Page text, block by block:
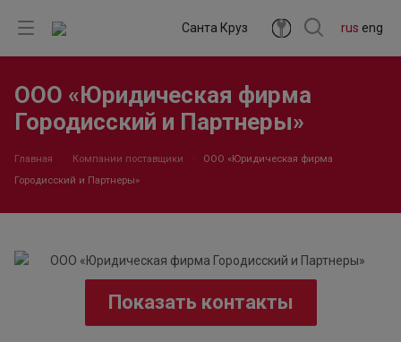
rus eng
Санта Круз
ООО «Юридическая фирма
Городисский и Партнеры»
Главная Компании поставщики
ООО «Юридическая фирма
Городисский и Партнеры»
Показать контакты